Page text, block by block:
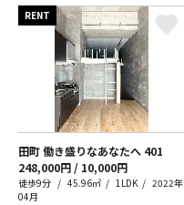
RENT
田町 働き盛りなあなたへ 401
248,000円 / 10,000円
徒歩9分 45.96㎡ 1LDK
2022年
04月